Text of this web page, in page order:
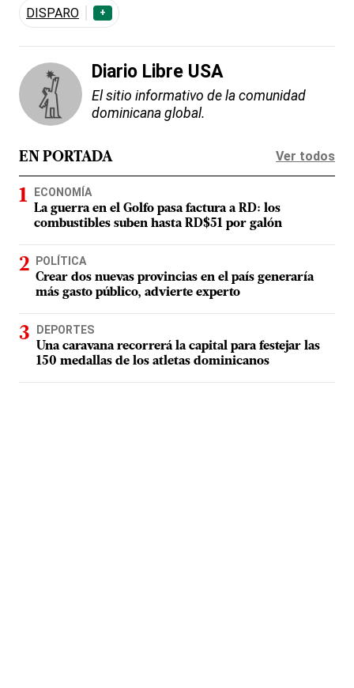
DISPARO +
Diario Libre USA
El sitio informativo de la comunidad
dominicana global.
EN PORTADA Ver todos
ECONOMÍA
La guerra en el Golfo pasa factura a RD: los
combustibles suben hasta RD$51 por galón
POLÍTICA
Crear dos nuevas provincias en el país generaría
más gasto público, advierte experto
DEPORTES
Una caravana recorrerá la capital para festejar las
150 medallas de los atletas dominicanos